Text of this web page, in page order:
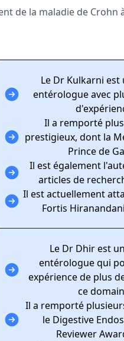
de la maladie de Crohn
Le Dr Kulkarni
entérologue avec
Il a remporté
prestigieux, dont la
Prince de
Il est également
articles de
Il est actuellement
Fortis
Le Dr Dhir est
entérologue qui
expérience de plus
ce
Il a remporté
le Digestive
Reviewer